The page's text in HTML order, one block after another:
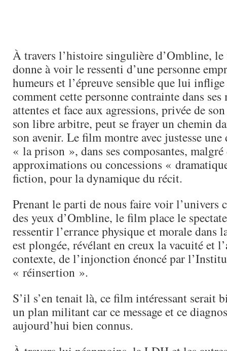
À travers l’histoire singulière d’Ombline,
donne à voir le ressenti d’une personne
humeurs et l’épreuve sensible que lui
comment cette personne contrainte dans ses
attentes et face aux agressions, privée de
son libre arbitre, peut se frayer un chemin
son avenir. Le film montre avec justesse une
« la prison », dans ses composantes,
approximations ou concessions «
fiction, pour la dynamique du récit.
Prenant le parti de nous faire voir l’univers
des yeux d’Ombline, le film place le
ressentir l’errance physique et morale dans
est plongée, révélant en creux la vacuité et
contexte, de l’injonction énoncé par
« réinsertion ».
S’il s’en tenait là, ce film intéressant serait
un plan militant car ce message et ce
aujourd’hui bien connus.